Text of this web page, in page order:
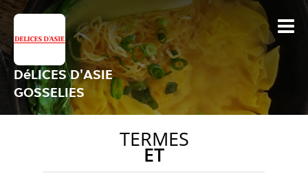
DéLICES D'ASIE
GOSSELIES
TERMES
ET